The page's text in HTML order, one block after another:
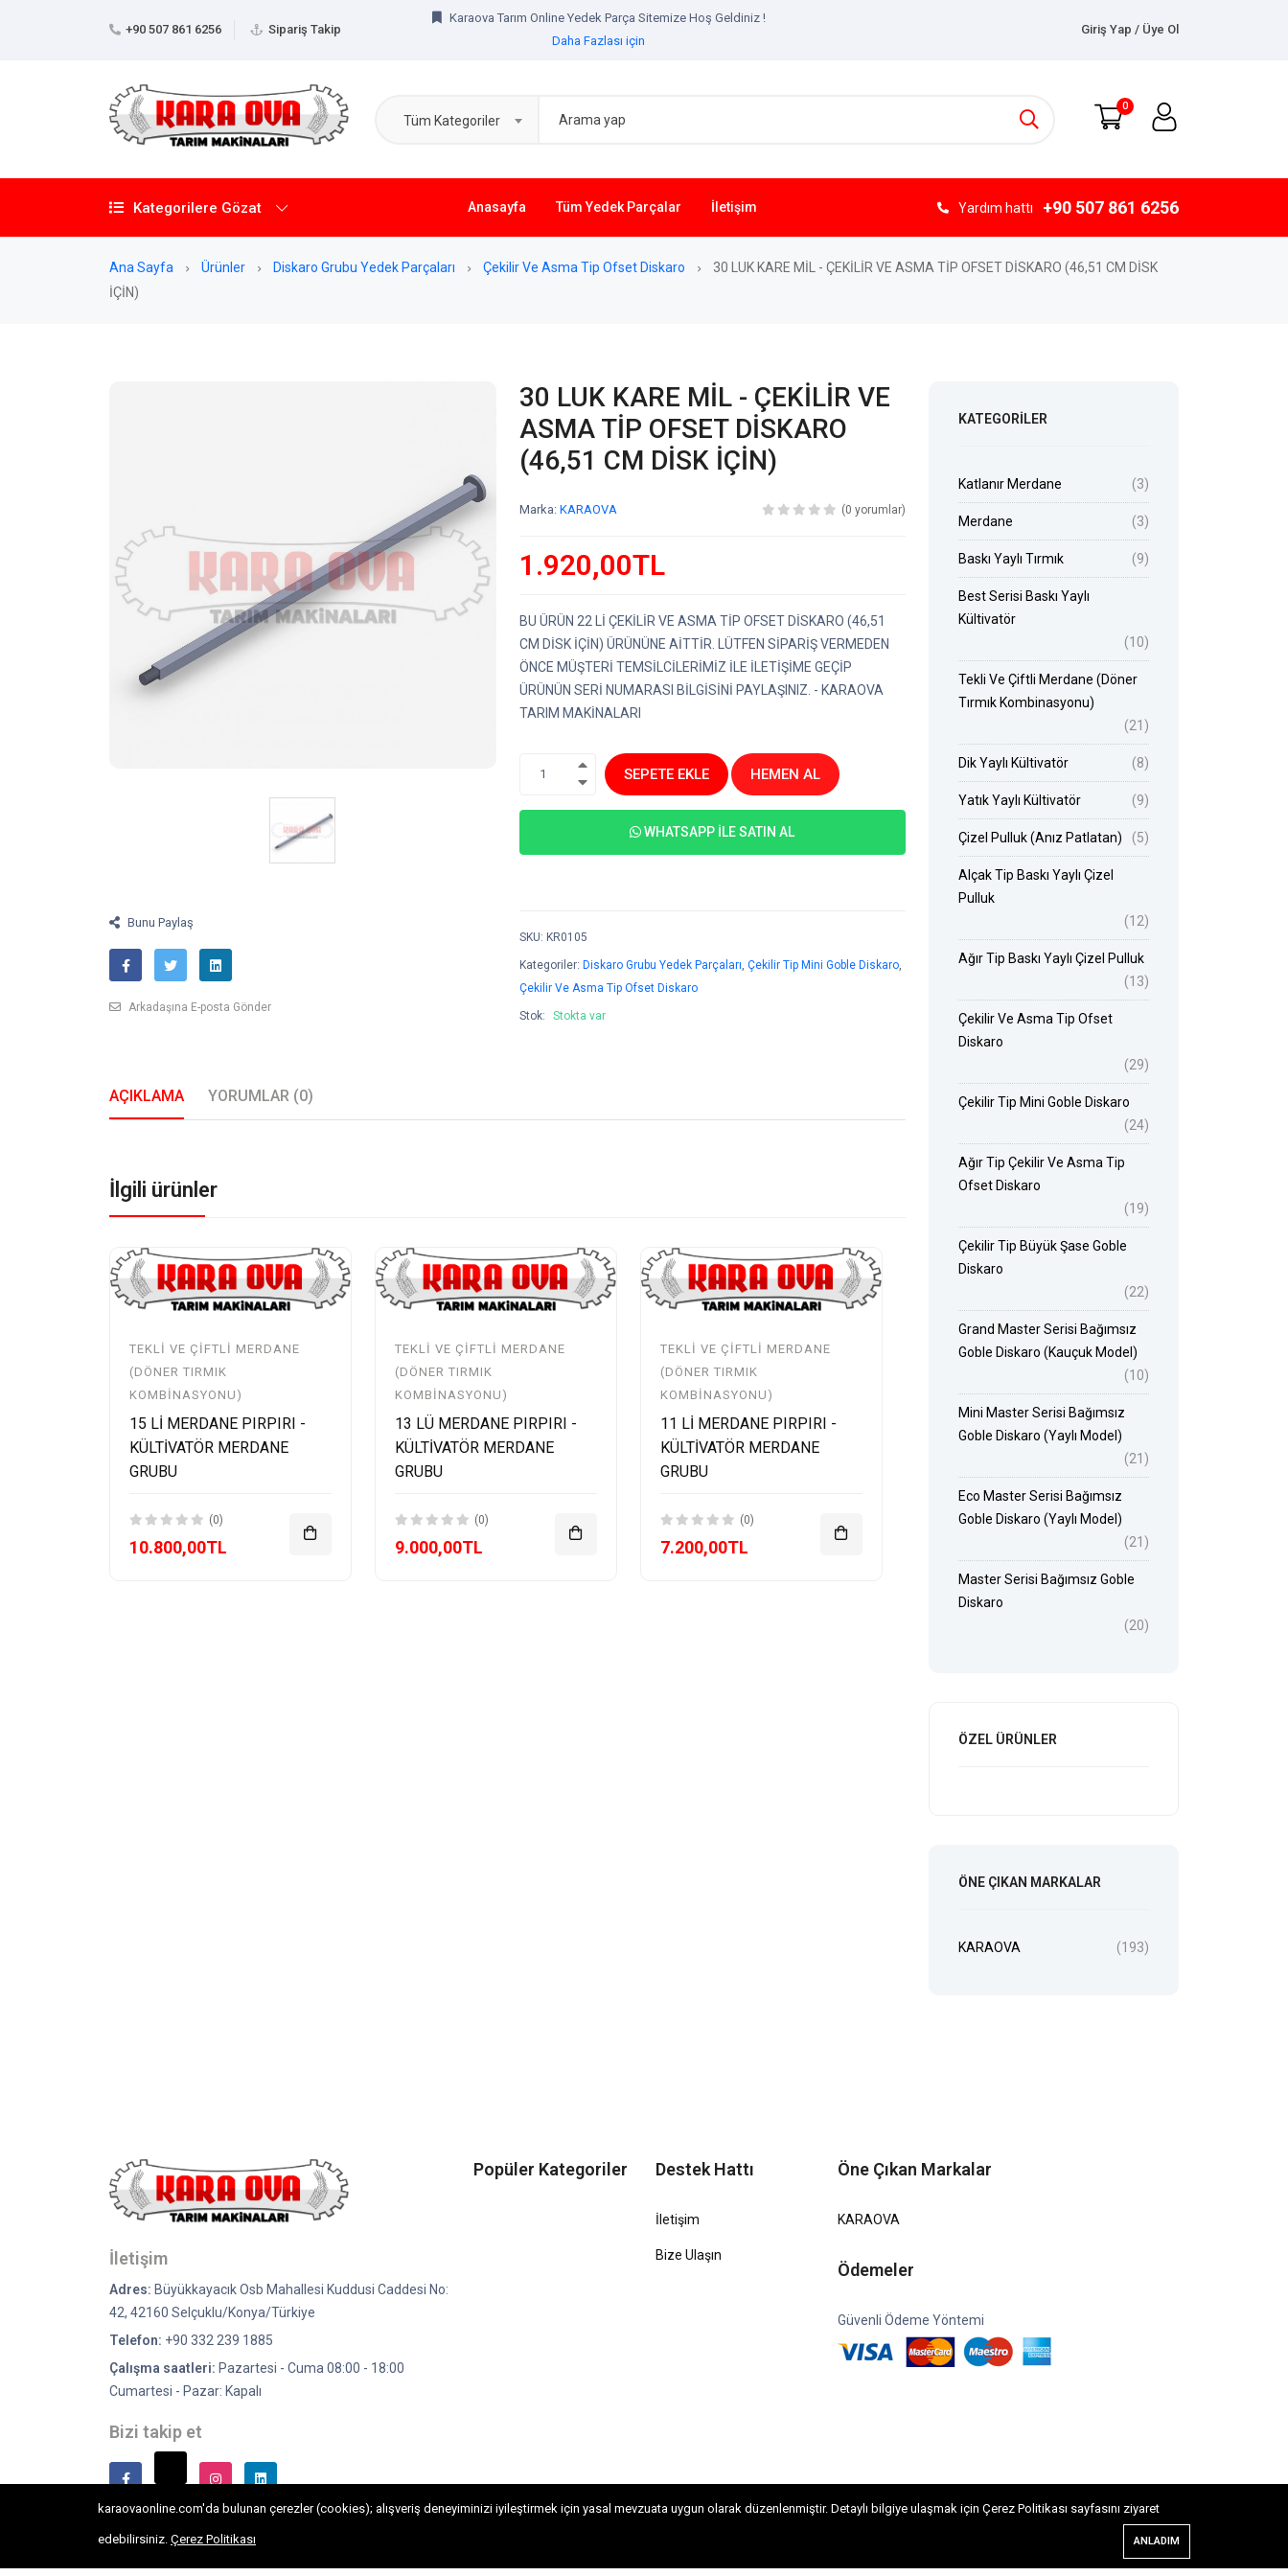
+90 507 861 6256 Sipariş Takip
Karaova Tarım Online Yedek Parça Sitemize Hoş Geldiniz !
Daha Fazlası için
Giriş Yap / Üye Ol
Tüm Kategoriler
0
Kategorilere Gözat Anasayfa Tüm Yedek Parçalar İletişim Yardım hattı +90 507 861 6256
Ana Sayfa Ürünler Diskaro Grubu Yedek Parçaları Çekilir Ve Asma Tip Ofset Diskaro
30 LUK KARE MİL - ÇEKİLİR VE ASMA TİP OFSET DİSKARO (46,51 CM DİSK
İÇİN)
Bunu Paylaş
Arkadaşına E-posta Gönder
30 LUK KARE MİL - ÇEKİLİR VE
ASMA TİP OFSET DİSKARO
(46,51 CM DİSK İÇİN)
Marka: KARAOVA (0 yorumlar)
1.920,00TL
BU ÜRÜN 22 Lİ ÇEKİLİR VE ASMA TİP OFSET DİSKARO (46,51
CM DİSK İÇİN) ÜRÜNÜNE AİTTİR. LÜTFEN SİPARİŞ VERMEDEN
ÖNCE MÜŞTERİ TEMSİLCİLERİMİZ İLE İLETİŞİME GEÇİP
ÜRÜNÜN SERİ NUMARASI BİLGİSİNİ PAYLAŞINIZ. - KARAOVA
TARIM MAKİNALARI
1 SEPETE EKLE HEMEN AL
WHATSAPP İLE SATIN AL
SKU: KR0105
Kategoriler: Diskaro Grubu Yedek Parçaları, Çekilir Tip Mini Goble Diskaro,
Çekilir Ve Asma Tip Ofset Diskaro
Stok: Stokta var
AÇIKLAMA YORUMLAR (0)
İlgili ürünler
TEKLI VE ÇIFTLI MERDANE
(DÖNER TIRMIK
KOMBINASYONU)
15 Lİ MERDANE PIRPIRI -
KÜLTİVATÖR MERDANE
GRUBU
(0)
10.800,00TL
TEKLI VE ÇIFTLI MERDANE
(DÖNER TIRMIK
KOMBINASYONU)
13 LÜ MERDANE PIRPIRI -
KÜLTİVATÖR MERDANE
GRUBU
(0)
9.000,00TL
TEKLI VE ÇIFTLI MERDANE
(DÖNER TIRMIK
KOMBINASYONU)
11 Lİ MERDANE PIRPIRI -
KÜLTİVATÖR MERDANE
GRUBU
(0)
7.200,00TL
KATEGORILER
Katlanır Merdane (3)
Merdane (3)
Baskı Yaylı Tırmık (9)
Best Serisi Baskı Yaylı
Kültivatör
(10)
Tekli Ve Çiftli Merdane (Döner
Tırmık Kombinasyonu)
(21)
Dik Yaylı Kültivatör (8)
Yatık Yaylı Kültivatör (9)
Çizel Pulluk (Anız Patlatan) (5)
Alçak Tip Baskı Yaylı Çizel
Pulluk
(12)
Ağır Tip Baskı Yaylı Çizel Pulluk
(13)
Çekilir Ve Asma Tip Ofset
Diskaro
(29)
Çekilir Tip Mini Goble Diskaro
(24)
Ağır Tip Çekilir Ve Asma Tip
Ofset Diskaro
(19)
Çekilir Tip Büyük Şase Goble
Diskaro
(22)
Grand Master Serisi Bağımsız
Goble Diskaro (Kauçuk Model)
(10)
Mini Master Serisi Bağımsız
Goble Diskaro (Yaylı Model)
(21)
Eco Master Serisi Bağımsız
Goble Diskaro (Yaylı Model)
(21)
Master Serisi Bağımsız Goble
Diskaro
(20)
ÖZEL ÜRÜNLER
ÖNE ÇIKAN MARKALAR
KARAOVA (193)
İletişim
Adres: Büyükkayacık Osb Mahallesi Kuddusi Caddesi No:
42, 42160 Selçuklu/Konya/Türkiye
Telefon: +90 332 239 1885
Çalışma saatleri: Pazartesi - Cuma 08:00 - 18:00
Cumartesi - Pazar: Kapalı
Bizi takip et
Popüler Kategoriler Destek Hattı
İletişim
Bize Ulaşın
Öne Çıkan Markalar
KARAOVA
Ödemeler
Güvenli Ödeme Yöntemi
karaovaonline.com'da bulunan çerezler (cookies); alışveriş deneyiminizi iyileştirmek için yasal mevzuata uygun olarak düzenlenmiştir. Detaylı bilgiye ulaşmak için Çerez Politikası sayfasını ziyaret
edebilirsiniz. Çerez Politikası ANLADIM